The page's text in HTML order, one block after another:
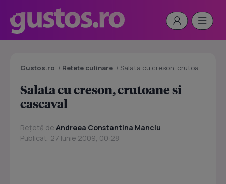
Gustos.ro / Retete culinare / Salata cu creson, crutoane si cascaval
Salata cu creson, crutoane si
cascaval
Rețetă de Andreea Constantina Manciu
Publicat: 27 Iunie 2009, 00:28